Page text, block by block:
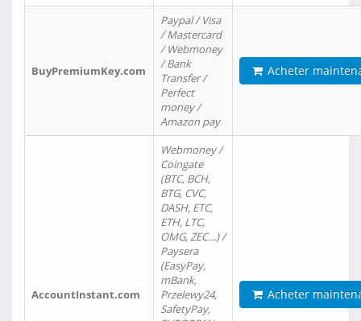
BuyPremiumKey.com
Paypal / Visa
/ Mastercard
/ Webmoney
/ Bank
Transfer /
Perfect
money /
Amazon pay
Acheter
AccountInstant.com
Webmoney /
Coingate
(BTC, BCH,
BTG, CVC,
DASH, ETC,
ETH, LTC,
OMG, ZEC…) /
Paysera
(EasyPay,
mBank,
Przelewy24,
SafetyPay,
Acheter